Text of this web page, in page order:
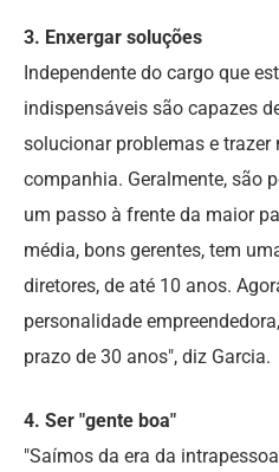
3. Enxergar soluções
Independente do cargo que
indispensáveis são capazes
solucionar problemas e trazer
companhia. Geralmente, são
um passo à frente da maior
média, bons gerentes, tem
diretores, de até 10 anos.
personalidade
prazo de 30 anos", diz Garcia.
4. Ser "gente boa"
"Saímos da era da